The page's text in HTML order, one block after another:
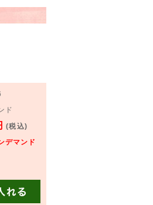
ド
(税込)
デマンド